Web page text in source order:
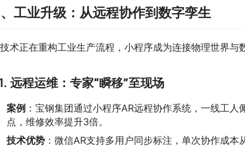
工业升级：从远程协作到数字孪生
术正在重构工业生产流程，小程序成为连接物理世界与
远程运维：专家“瞬移”至现场
案例 ：宝钢集团通过小程序AR远程协作系统，一线工
点，维修效率提升3倍。
技术优势 ：微信AR支持多用户同步标注，单次协作成